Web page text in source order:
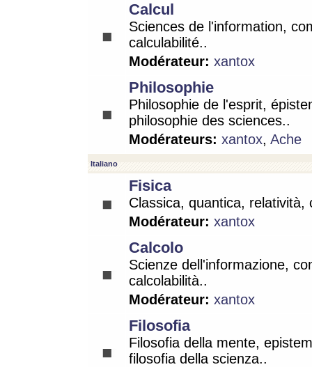
Calcul
Sciences de l'information,
calculabilité..
Modérateur: xantox
Philosophie
Philosophie de l'esprit,
philosophie des sciences..
Modérateurs: xantox, Ache
Italiano
Fisica
Classica, quantica, relatività,
Modérateur: xantox
Calcolo
Scienze dell'informazione,
calcolabilità..
Modérateur: xantox
Filosofia
Filosofia della mente,
filosofia della scienza..